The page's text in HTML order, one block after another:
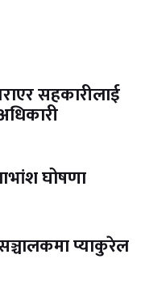
सहकारीलाई
घोषणा
प्याकुरेल